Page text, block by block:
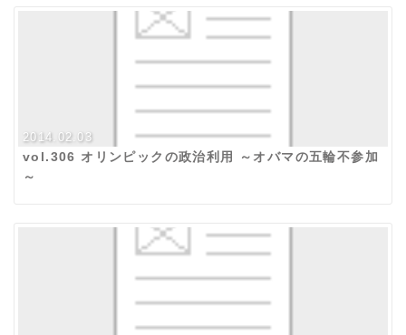
2014.02.03
vol.306 オリンピックの政治利用 ～オバマの五輪不参加
～